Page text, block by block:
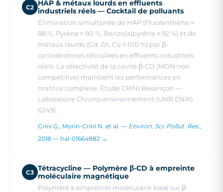
C2 HAP & métaux lourds en effluents
industriels réels — Cocktail de polluants
Élimination simultanée de HAP (Fluoranthène ≈
88 %, Pyrène ≈ 90 %, Benzo(a)pyrène ≈ 92 %) et de
métaux lourds (Cd, Zn, Cu ≈ 100 %) par β-
cyclodextrines réticulées en effluents industriels
réels. La sélectivité de la cavité β-CD (MON non
compétitive) maintient les performances en
matrice complexe. Étude CRINI Besançon —
Laboratoire Chrono-environnement (UMR CNRS
6249).
Crini G., Morin-Crini N. et al. — Environ. Sci. Pollut. Res.,
2018 — hal-01664882 →
C3 Tétracycline — Polymère β-CD à empreinte
moléculaire magnétique
Polymère à empreinte moléculaire basé sur β-